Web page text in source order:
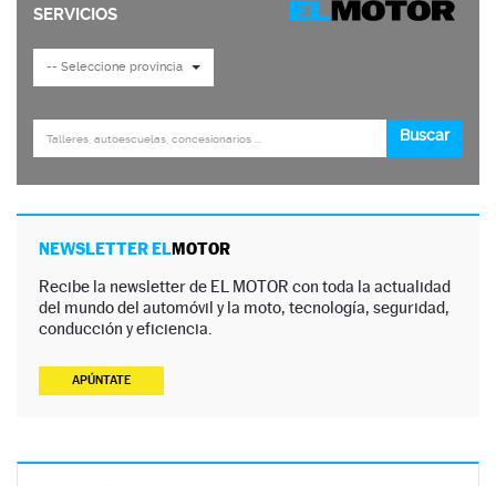
NEWSLETTER ELMOTOR
Recibe la newsletter de EL MOTOR con toda la actualidad
del mundo del automóvil y la moto, tecnología, seguridad,
conducción y eficiencia.
APÚNTATE